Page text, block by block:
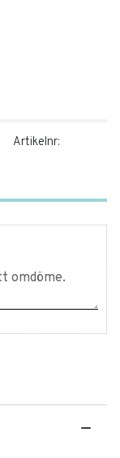
Artikelnr